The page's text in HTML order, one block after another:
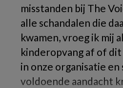
misstanden bij The
alle schandalen die
kwamen, vroeg ik mij
kinderopvang af of
in onze organisatie
voldoende aandacht